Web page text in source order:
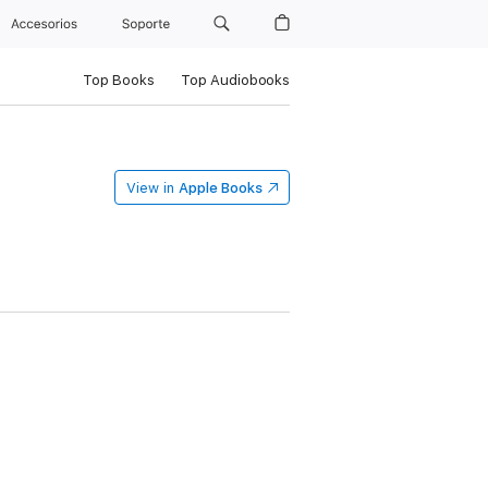
Accesorios Soporte
Top Books Top Audiobooks
View in Apple Books